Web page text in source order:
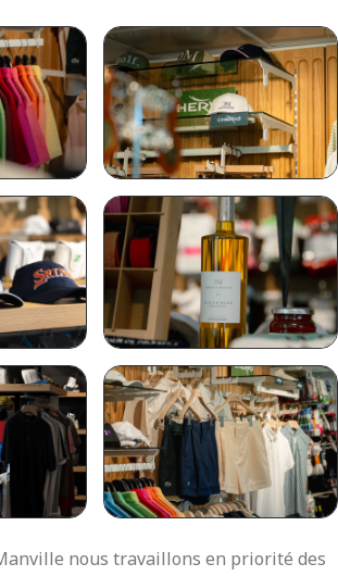
nous travaillons en priorité des